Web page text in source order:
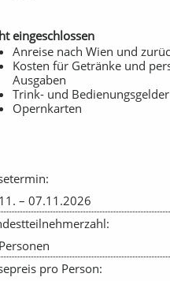
eingeschlossen
Anreise nach Wien und
Kosten für Getränke und
Ausgaben
Trink- und Bedienungsgelder
Opernkarten
– 07.11.2026
pro Person: